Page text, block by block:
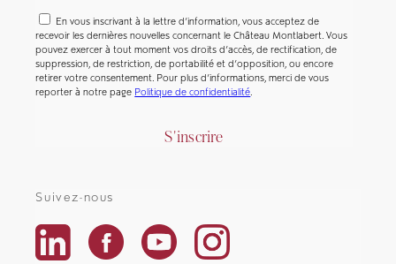
Les actualités
Articles
En vous inscrivant à la lettre d’information, vous acceptez de
recevoir les dernières nouvelles concernant le Château Montlabert. Vous
pouvez exercer à tout moment vos droits d’accès, de rectification, de
suppression, de restriction, de portabilité et d’opposition, ou encore
retirer votre consentement. Pour plus d’informations, merci de vous
reporter à notre page Politique de confidentialité.
S'inscrire
Suivez-nous